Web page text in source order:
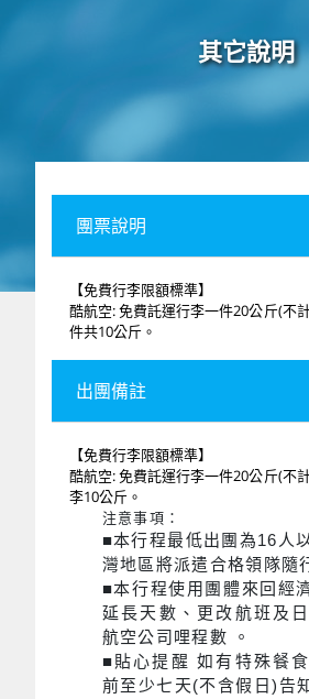
其它說明
團票說明
【免費行李限額標準】
酷航空: 免費託運行李一件20公斤(不
件共10公斤。
出團備註
【免費行李限額標準】
酷航空: 免費託運行李一件20公斤(不
李10公斤。
注意事項：
■本行程最低出團為16人
灣地區將派遣合格領隊隨
■本行程使用團體來回經
延長天數、更改航班及
航空公司哩程數 。
■貼心提醒 如有特殊餐
前至少七天(不含假日)告